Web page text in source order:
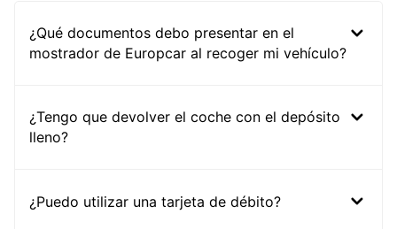
¿Qué documentos debo presentar en el
mostrador de Europcar al recoger mi vehículo?
¿Tengo que devolver el coche con el depósito
lleno?
¿Puedo utilizar una tarjeta de débito?